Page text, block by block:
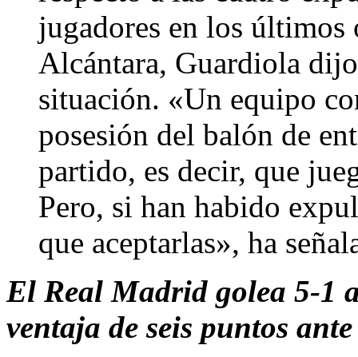
jugadores en los
Alcántara, Guardiola
situación. «Un equipo
posesión del balón de
partido, es decir, que
Pero, si han habido
que aceptarlas», ha
El Real Madrid golea 5-1
ventaja de seis puntos